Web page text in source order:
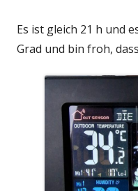
Es ist gleich 21 h und
Grad und bin froh,